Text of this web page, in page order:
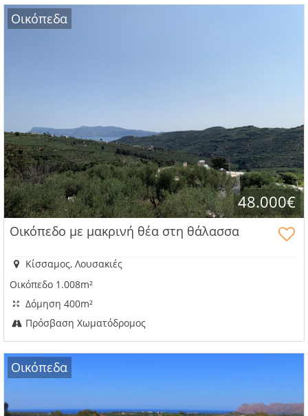
Οικόπεδα
48.000€
Οικόπεδο με μακρινή θέα στη θάλασσα
Κίσσαμος, Λουσακιές
Οικόπεδο 1.008m²
Δόμηση 400m²
Πρόσβαση Χωματόδρομος
Οικόπεδα